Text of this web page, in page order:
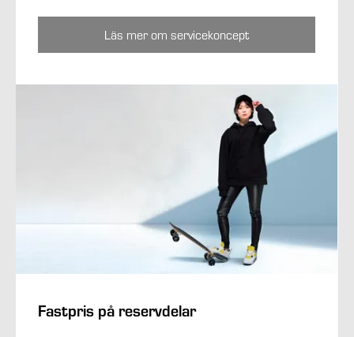
Läs mer om servicekoncept
Fastpris på reservdelar